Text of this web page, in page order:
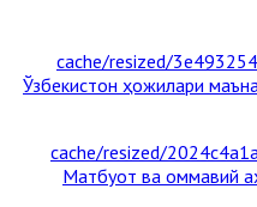
Ўзбекистон ҳожилари
Матбуот ва оммавий